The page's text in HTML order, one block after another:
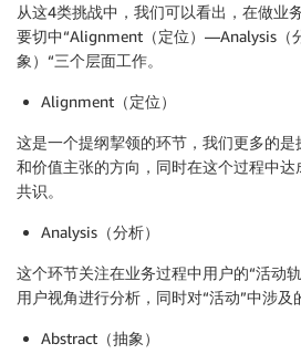
从这4类挑战中，我们可以看出，在做业
要切中“Alignment（定位）—Analysis（
象）“三个层面工作。
Alignment（定位）
这是一个提纲挈领的环节，我们更多的
和价值主张的方向，同时在这个过程中
共识。
Analysis（分析）
这个环节关注在业务过程中用户的“活动
用户视角进行分析，同时对“活动”中涉及
Abstract（抽象）